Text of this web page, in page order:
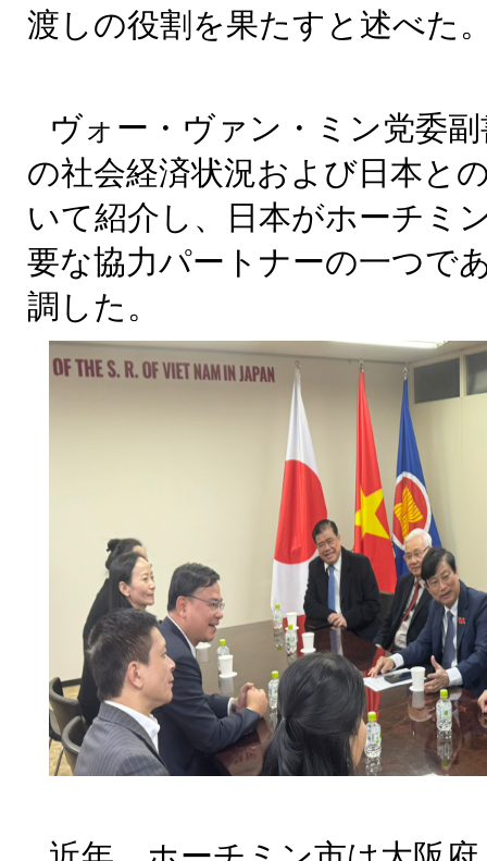
渡しの役割を果たすと述べた
ヴォー・ヴァン・ミン党委
の社会経済状況および日本と
いて紹介し、日本がホーチミ
要な協力パートナーの一つで
調した。